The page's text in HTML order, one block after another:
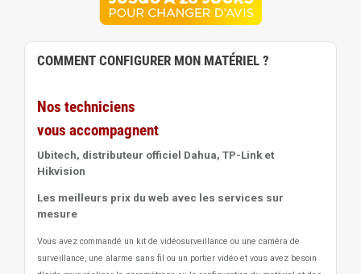
COMMENT CONFIGURER MON MATÉRIEL ?
Nos techniciens
vous accompagnent
Ubitech, distributeur officiel Dahua, TP-Link et
Hikvision
Les meilleurs prix du web avec les services sur
mesure
Vous avez commandé un kit de vidéosurveillance ou une caméra de
surveillance, une alarme sans fil ou un portier vidéo et vous avez besoin